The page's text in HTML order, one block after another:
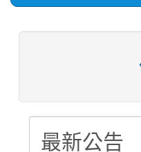
1次會
推動社
計畫
【甄選
學年
【甄
結果(第
程資訊
「校園